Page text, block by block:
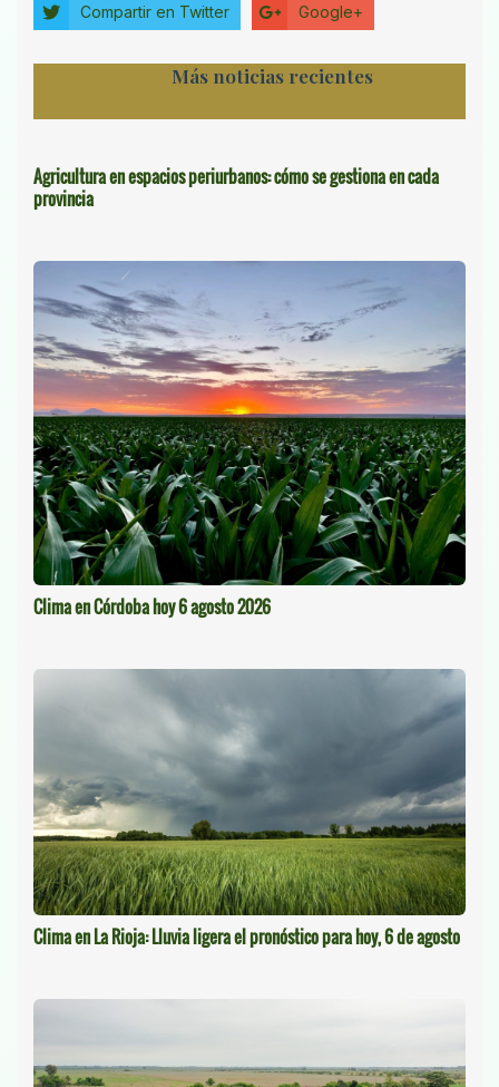
Compartir en Twitter Google+
Más noticias recientes
Agricultura en espacios periurbanos: cómo se gestiona en cada
provincia
Clima en Córdoba hoy 6 agosto 2026
Clima en La Rioja: Lluvia ligera el pronóstico para hoy, 6 de agosto